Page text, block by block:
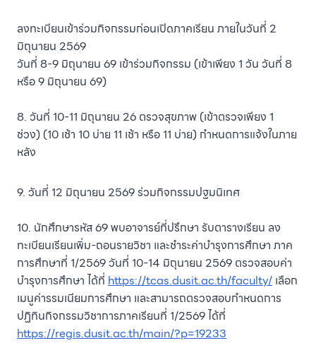
ลงทะเบียนเข้าร่วมกิจกรรมก่อนเปิดภาคเรียน ภายในวันที่ 2
มิถุนายน 2569
วันที่ 8-9 มิถุนายน 69 เข้าร่วมกิจกรรม (เข้าเพียง 1 วัน วันที่ 8
หรือ 9 มิถุนายน 69)
8. วันที่ 10-11 มิถุนายน 26 ตรวจสุขภาพ (เข้าตรวจเพียง 1
ช่วง) (10 เช้า 10 บ่าย 11 เช้า หรือ 11 บ่าย) กำหนดการแจ้งในภาย
หลัง
9. วันที่ 12 มิถุนายน 2569 ร่วมกิจกรรมปฐมนิเทศ
10. นักศึกษารหัส 69 พบอาจารย์ที่ปรึกษา รับตารางเรียน ลง
ทะเบียนเรียนเพิ่ม-ถอนรายวิชา และชำระค่าบำรุงการศึกษา ภาค
การศึกษาที่ 1/2569 วันที่ 10-14 มิถุนายน 2569 ตรวจสอบค่า
บำรุงการศึกษา ได้ที่ https://tcas.dusit.ac.th/faculty/ เลือก
เมนูค่ารรมเนียมการศึกษา และสามารถตรวจสอบกำหนดการ
ปฏิทินกิจกรรมวิชาการภาคเรียนที่ 1/2569 ได้ที่
https://regis.dusit.ac.th/main/?p=19233